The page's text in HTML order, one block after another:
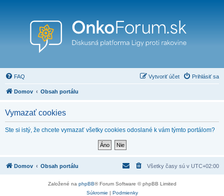
FAQ Prihlásiť sa
Vytvoriť účet
Domov Obsah portálu
Vymazať cookies
Ste si istý, že chcete vymazať všetky cookies odoslané k vám týmto portálom?
Domov Obsah portálu Všetky časy sú v UTC+02:00
Založené na phpBB® Forum Software © phpBB Limited
Súkromie | Podmienky